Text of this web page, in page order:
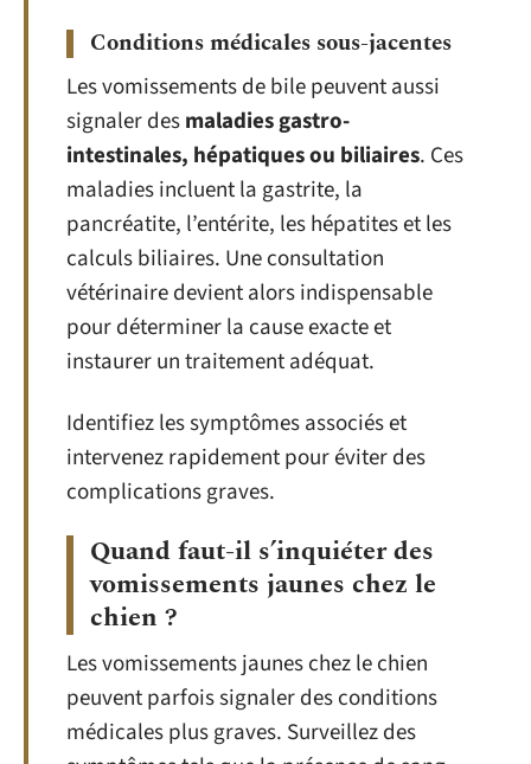
Conditions médicales sous-jacentes
Les vomissements de bile peuvent aussi
signaler desmaladies gastro-
intestinales, hépatiques ou biliaires. Ces
maladies incluent la gastrite, la
pancréatite, l’entérite, les hépatites et les
calculs biliaires. Une consultation
vétérinaire devient alors indispensable
pour déterminer la cause exacte et
instaurer un traitement adéquat.
Identifiez les symptômes associés et
intervenez rapidement pour éviter des
complications graves.
Quand faut-il s’inquiéter des
vomissements jaunes chez le
chien ?
Les vomissements jaunes chez le chien
peuvent parfois signaler des conditions
médicales plus graves. Surveillez des